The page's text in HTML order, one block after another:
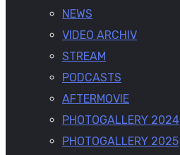
NEWS
VIDEO ARCHIV
STREAM
PODCASTS
AFTERMOVIE
PHOTOGALLERY 2024
PHOTOGALLERY 2025